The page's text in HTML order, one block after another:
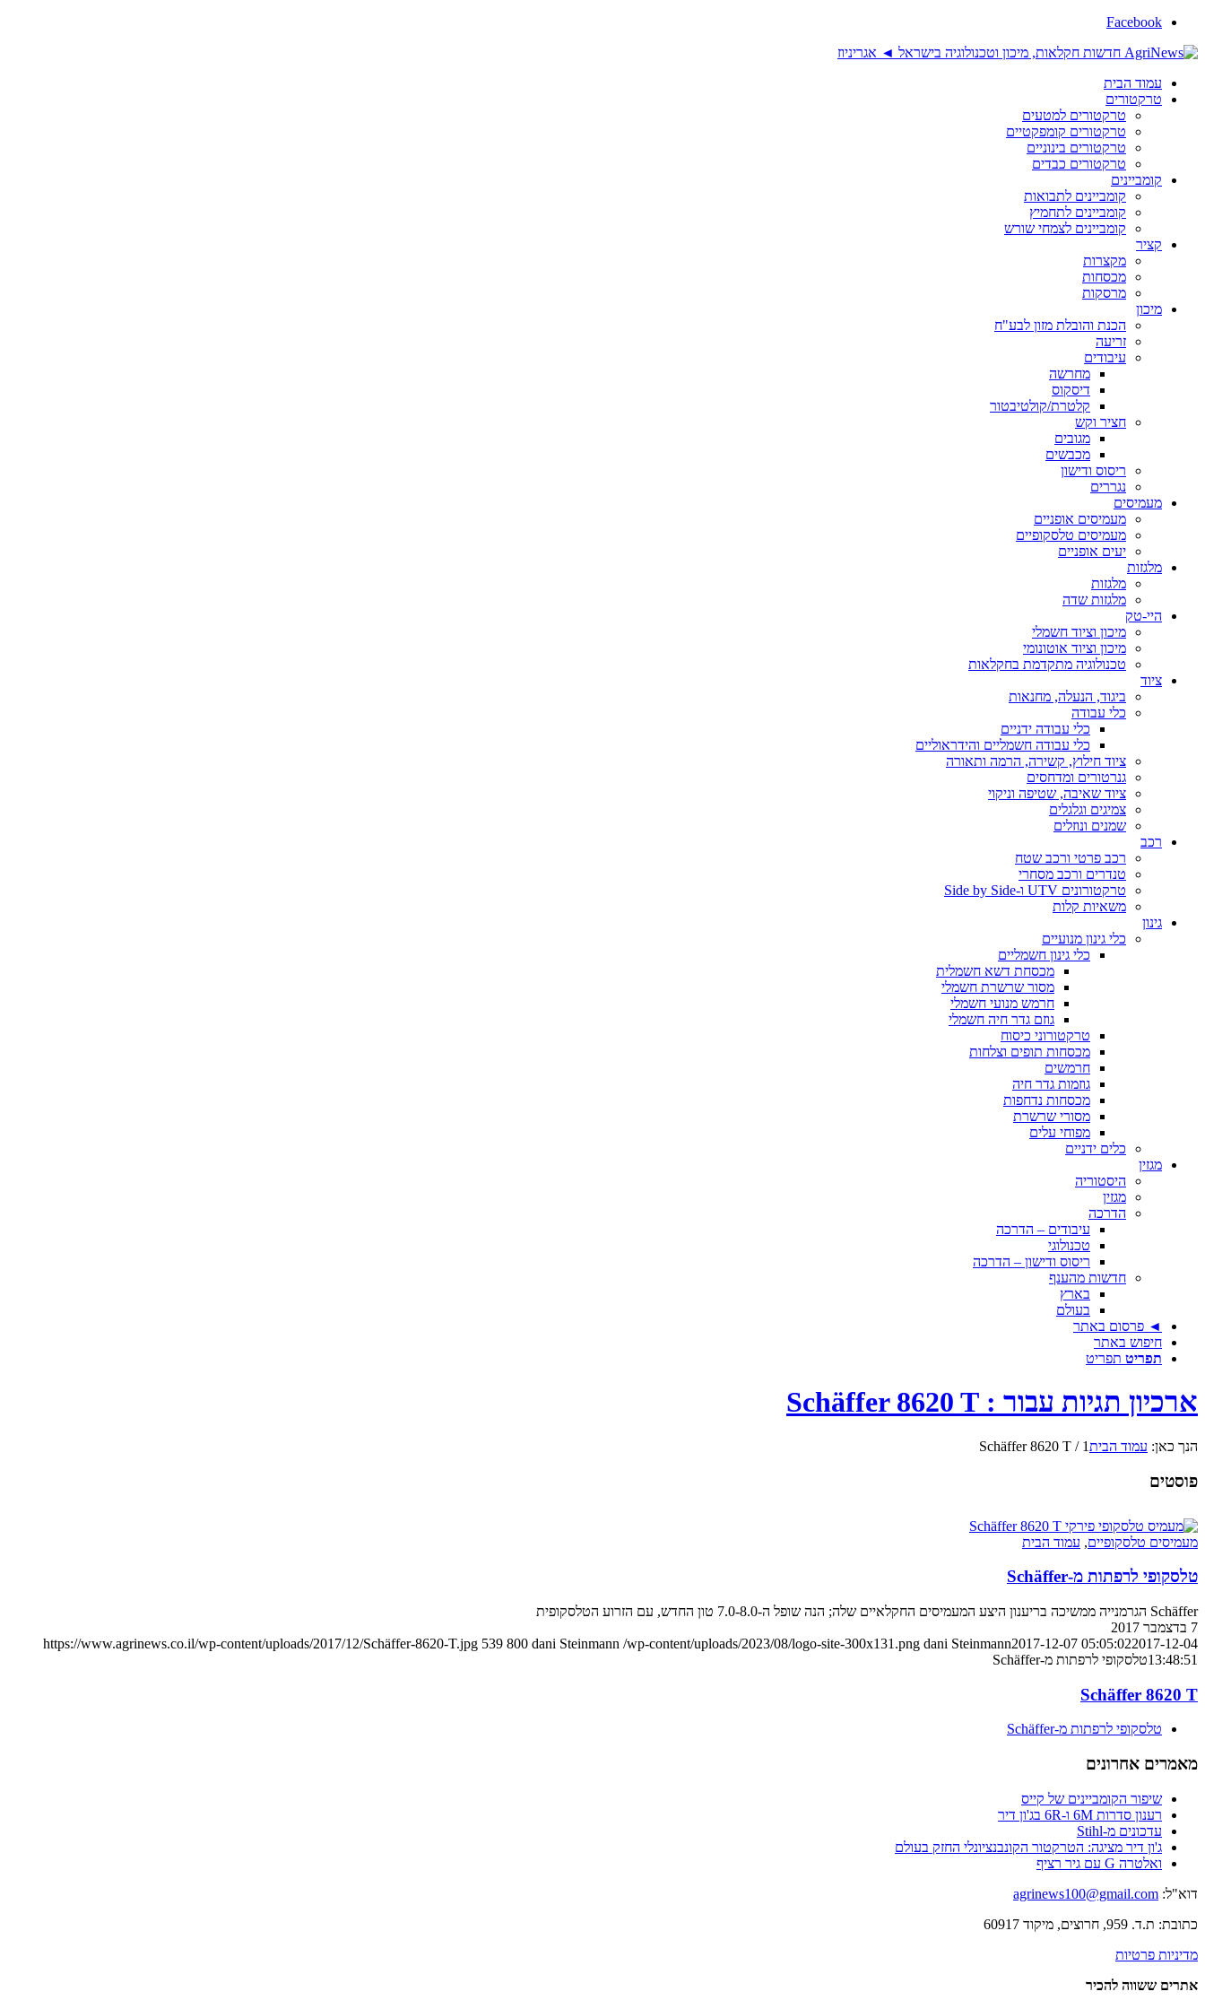
Facebook
עמוד הבית
טרקטורים
טרקטורים למטעים
טרקטורים קומפקטיים
טרקטורים בינוניים
טרקטורים כבדים
קומביינים
קומביינים לתבואות
קומביינים לתחמיץ
קומביינים לצמחי שורש
קציר
מקצרות
מכסחות
מרסקות
מיכון
הכנת והובלת מזון לבע"ח
זריעה
עיבודים
מחרשה
דיסקוס
קלטרת/קולטיבטור
חציר וקש
מגובים
מכבשים
ריסוס ודישון
נגררים
מעמיסים
מעמיסים אופניים
מעמיסים טלסקופיים
יעים אופניים
מלגזות
מלגזות
מלגזות שדה
היי-טק
מיכון וציוד חשמלי
מיכון וציוד אוטונומי
טכנולוגיה מתקדמת בחקלאות
ציוד
ביגוד, הנעלה, מחנאות
כלי עבודה
כלי עבודה ידניים
כלי עבודה חשמליים והידראוליים
ציוד חילוץ, קשירה, הרמה ותאורה
גנרטורים ומדחסים
ציוד שאיבה, שטיפה וניקוי
צמיגים וגלגלים
שמנים ונוזלים
רכב
רכב פרטי ורכב שטח
טנדרים ורכב מסחרי
טרקטורונים UTV ו-Side by Side
משאיות קלות
גינון
כלי גינון מנועיים
כלי גינון חשמליים
מכסחת דשא חשמלית
מסור שרשרת חשמלי
חרמש מנועי חשמלי
גוזם גדר חיה חשמלי
טרקטורוני כיסוח
מכסחות תופים וצלחות
חרמשים
גוזמות גדר חיה
מכסחות נדחפות
מסורי שרשרת
מפוחי עלים
כלים ידניים
מגזין
היסטוריה
מגזין
הדרכה
עיבודים – הדרכה
טכנולוגי
ריסוס ודישון – הדרכה
חדשות מהענף
בארץ
בעולם
◄ פרסום באתר
חיפוש באתר
תפריט תפריט
ארכיון תגיות עבור : Schäffer 8620 T
הנך כאן: עמוד הבית1
/
Schäffer 8620 T
פוסטים
מעמיסים טלסקופיים, עמוד הבית
טלסקופי לרפתות מ-Schäffer
Schäffer הגרמנייה ממשיכה בריענון היצע המעמיסים החקלאיים שלה; הנה שופל ה-7.0-8.0 טון החדש, עם הזרוע הטלסקופית
7 בדצמבר 2017
https://www.agrinews.co.il/wp-content/uploads/2017/12/Schäffer-8620-T.jpg 539 800 dani Steinmann /wp-content/uploads/2023/08/logo-site-300x131.png dani Steinmann2017-12-07 05:05:022017-12-04
13:48:51טלסקופי לרפתות מ-Schäffer
Schäffer 8620 T
טלסקופי לרפתות מ-Schäffer
מאמרים אחרונים
שיפור הקומביינים של קייס
רענון סדרות 6M ו-6R בג'ון דיר
עדכונים מ-Stihl
ג'ון דיר מציגה: הטרקטור הקונבנציונלי החזק בעולם
ואלטרה G עם גיר רציף
דוא"ל: agrinews100@gmail.com
כתובת: ת.ד. 959, חרוצים, מיקוד 60917
מדיניות פרטיות
אתרים ששווה להכיר